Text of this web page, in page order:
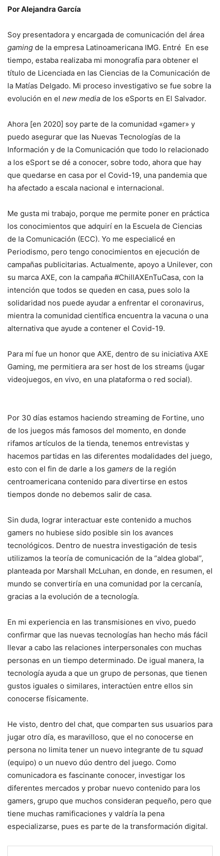
Por Alejandra García
Soy presentadora y encargada de comunicación del área
gaming de la empresa Latinoamericana IMG. Entré En ese
tiempo, estaba realizaba mi monografía para obtener el
título de Licenciada en las Ciencias de la Comunicación de
la Matías Delgado. Mi proceso investigativo se fue sobre la
evolución en el new media de los eSports en El Salvador.
Ahora [en 2020] soy parte de la comunidad «gamer» y
puedo asegurar que las Nuevas Tecnologías de la
Información y de la Comunicación que todo lo relacionado
a los eSport se dé a conocer, sobre todo, ahora que hay
que quedarse en casa por el Covid-19, una pandemia que
ha afectado a escala nacional e internacional.
Me gusta mi trabajo, porque me permite poner en práctica
los conocimientos que adquirí en la Escuela de Ciencias
de la Comunicación (ECC). Yo me especialicé en
Periodismo, pero tengo conocimientos en ejecución de
campañas publicitarias. Actualmente, apoyo a Unilever, con
su marca AXE, con la campaña #ChillAXEnTuCasa, con la
intención que todos se queden en casa, pues solo la
solidaridad nos puede ayudar a enfrentar el coronavirus,
mientra la comunidad científica encuentra la vacuna o una
alternativa que ayude a contener el Covid-19.
Para mí fue un honor que AXE, dentro de su iniciativa AXE
Gaming, me permitiera ara ser host de los streams (jugar
videojuegos, en vivo, en una plataforma o red social).
Por 30 días estamos haciendo streaming de Fortine, uno
de los juegos más famosos del momento, en donde
rifamos artículos de la tienda, tenemos entrevistas y
hacemos partidas en las diferentes modalidades del juego,
esto con el fin de darle a los gamers de la región
centroamericana contenido para divertirse en estos
tiempos donde no debemos salir de casa.
Sin duda, lograr interactuar este contenido a muchos
gamers no hubiese sido posible sin los avances
tecnológicos. Dentro de nuestra investigación de tesis
utilizamos la teoría de comunicación de la “aldea global”,
planteada por Marshall McLuhan, en donde, en resumen, el
mundo se convertiría en una comunidad por la cercanía,
gracias a la evolución de a tecnología.
En mi experiencia en las transmisiones en vivo, puedo
confirmar que las nuevas tecnologías han hecho más fácil
llevar a cabo las relaciones interpersonales con muchas
personas en un tiempo determinado. De igual manera, la
tecnología ayuda a que un grupo de personas, que tienen
gustos iguales o similares, interactúen entre ellos sin
conocerse físicamente.
He visto, dentro del chat, que comparten sus usuarios para
jugar otro día, es maravilloso, que el no conocerse en
persona no limita tener un nuevo integrante de tu squad
(equipo) o un nuevo dúo dentro del juego. Como
comunicadora es fascinante conocer, investigar los
diferentes mercados y probar nuevo contenido para los
gamers, grupo que muchos consideran pequeño, pero que
tiene muchas ramificaciones y valdría la pena
especializarse, pues es parte de la transformación digital.